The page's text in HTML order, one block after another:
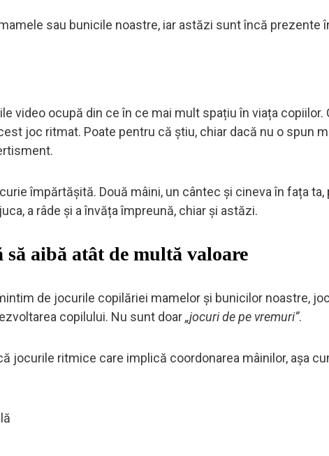
sau bunicile noastre, iar astăzi sunt încă prezente
video ocupă din ce în ce mai mult spațiu în viața copiilor.
joc ritmat. Poate pentru că știu, chiar dacă nu o spun
împărtășită. Două mâini, un cântec și cineva în fața ta,
a râde și a învăța împreună, chiar și astăzi.
aibă atât de multă valoare
de jocurile copilăriei mamelor și bunicilor noastre,
copilului. Nu sunt doar„jocuri de pe vremuri”.
jocurile ritmice care implică coordonarea mâinilor, așa